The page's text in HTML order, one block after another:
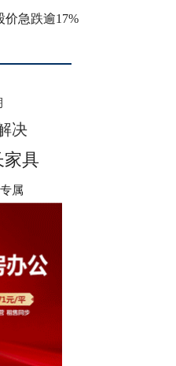
价急跌逾17%
决
家具
属